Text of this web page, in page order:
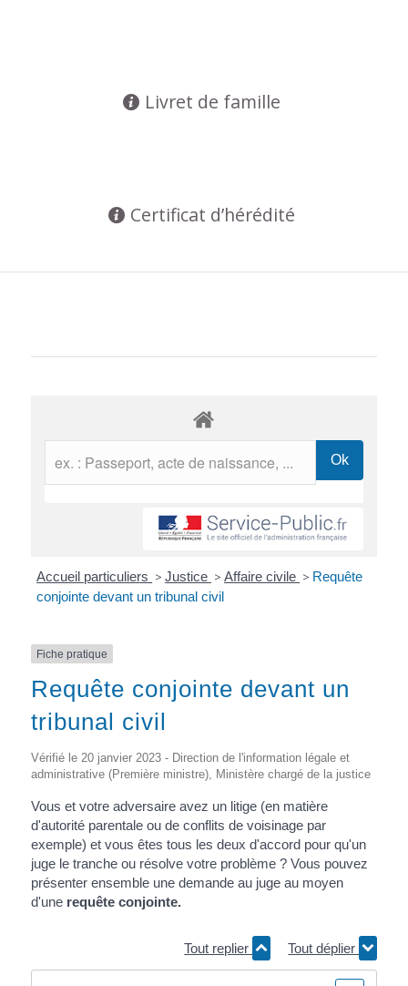
Livret de famille
Certificat d’hérédité
Accueil particuliers > Justice > Affaire civile > Requête
conjointe devant un tribunal civil
Fiche pratique
Requête conjointe devant un
tribunal civil
Vérifié le 20 janvier 2023 - Direction de l'information légale et
administrative (Première ministre), Ministère chargé de la justice
Vous et votre adversaire avez un litige (en matière
d'autorité parentale ou de conflits de voisinage par
exemple) et vous êtes tous les deux d'accord pour qu'un
juge le tranche ou résolve votre problème ? Vous pouvez
présenter ensemble une demande au juge au moyen
d'une requête conjointe.
Tout replier Tout déplier